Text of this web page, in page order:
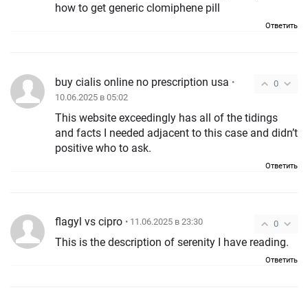
how to get generic clomiphene pill
Ответить
0
buy cialis online no prescription usa •
10.06.2025 в 05:02
This website exceedingly has all of the tidings
and facts I needed adjacent to this case and didn’t
positive who to ask.
Ответить
0
flagyl vs cipro • 11.06.2025 в 23:30
This is the description of serenity I have reading.
Ответить